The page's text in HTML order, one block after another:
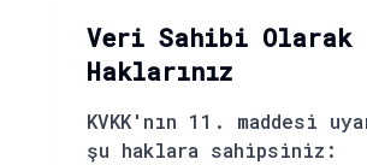
Veri Sahibi Olarak
Haklarınız
KVKK'nın 11. maddesi
şu haklara sahipsiniz: